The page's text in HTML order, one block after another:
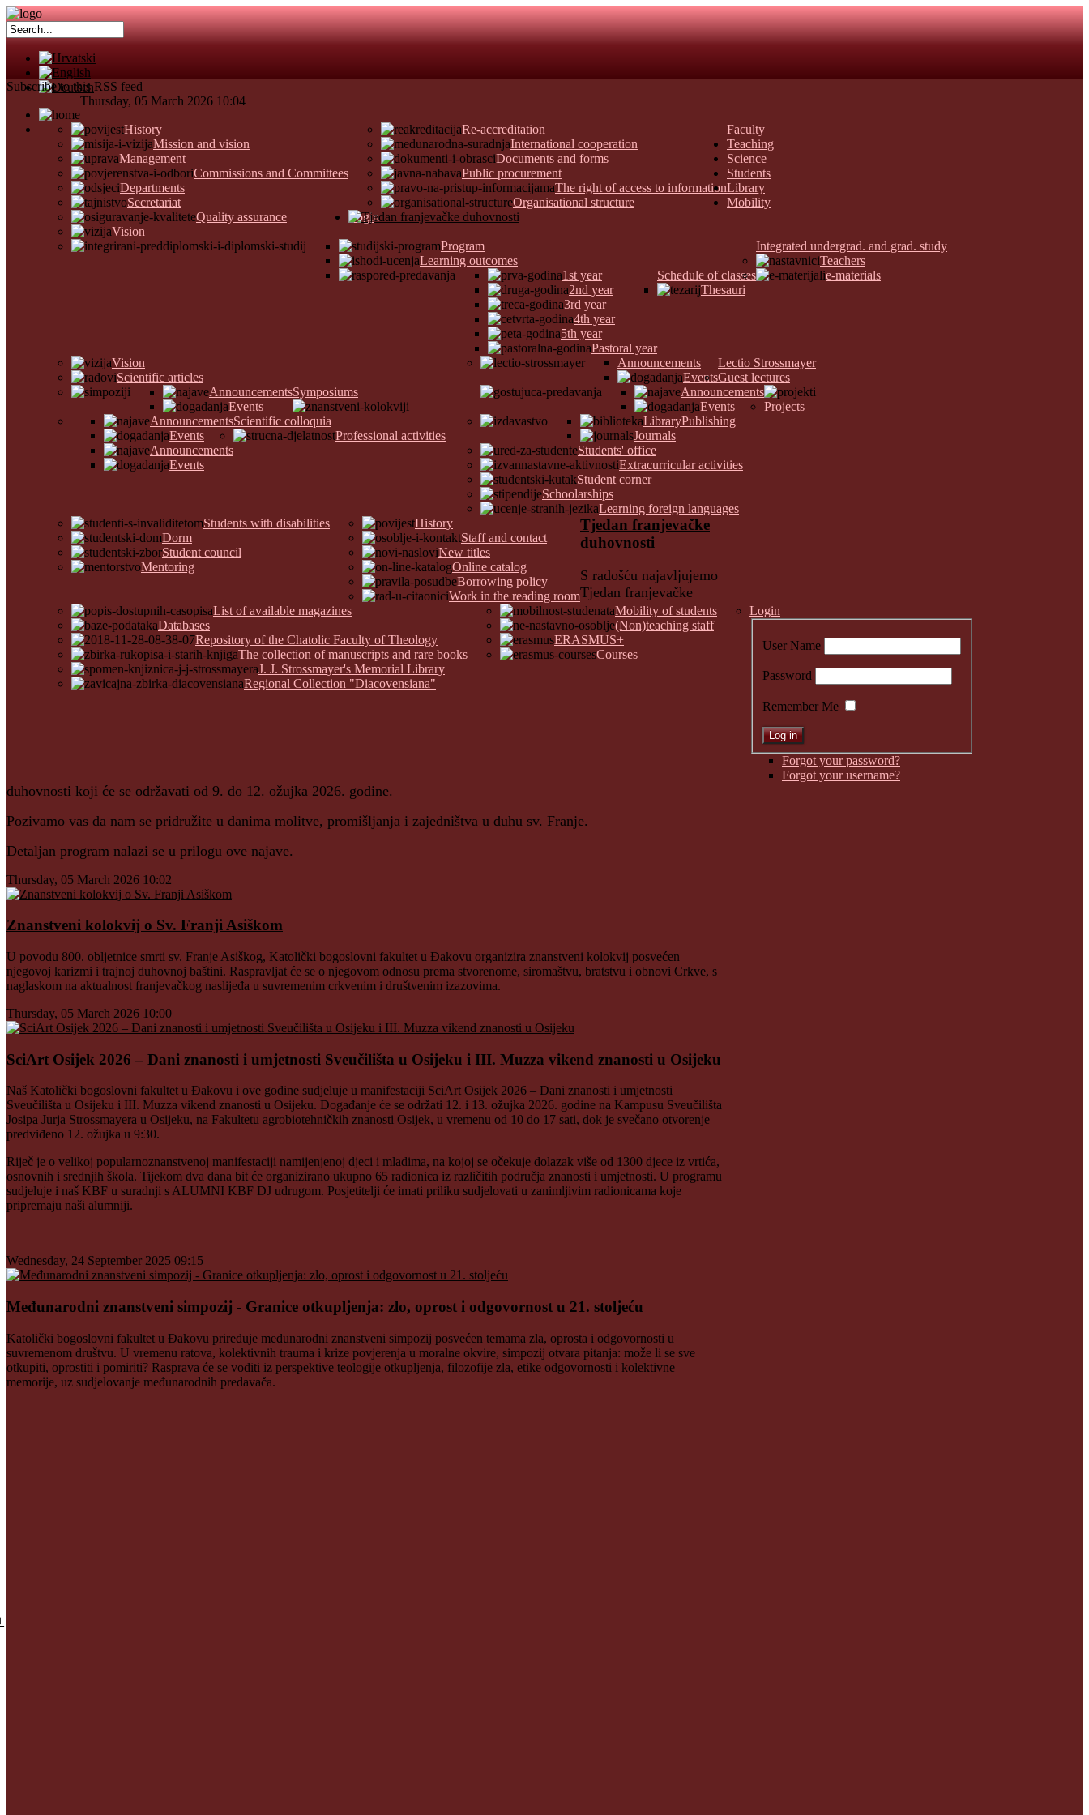
Faculty
History
Mission and vision
Management
Commissions and Committees
Departments
Secretariat
Quality assurance
Re-accreditation
International cooperation
Documents and forms
Public procurement
The right of access to information
Organisational structure
Teaching
Vision
Integrated undergrad. and grad. study
Program
Learning outcomes
Schedule of classes
1st year
2nd year
3rd year
4th year
5th year
Pastoral year
Thesauri
Teachers
e-materials
Science
Vision
Scientific articles
Symposiums
Announcements
Events
Scientific colloquia
Announcements
Events
Professional activities
Announcements
Events
Lectio Strossmayer
Announcements
EventsGuest lectures
Announcements
Events
Projects
Publishing
Library
Journals
Students
Students' office
Extracurricular activities
Student corner
Schoolarships
Learning foreign languages
Students with disabilities
Dorm
Student council
Mentoring
Library
History
Staff and contact
New titles
Online catalog
Borrowing policy
Work in the reading room
List of available magazines
Databases
Repository of the Chatolic Faculty of Theology
The collection of manuscripts and rare books
J. J. Strossmayer's Memorial Library
Regional Collection "Diacovensiana"
Mobility
Mobility of students
(Non)teaching staff
ERASMUS+
Courses
Login
Login
User Name
Password
Remember Me
Forgot your password?
Forgot your username?
Subscribe to this RSS feed
Thursday, 05 March 2026 10:04
Tjedan franjevačke
duhovnosti
S radošću najavljujemo
Tjedan franjevačke
duhovnosti koji će se održavati od 9. do 12. ožujka 2026. godine.
Pozivamo vas da nam se pridružite u danima molitve, promišljanja i zajedništva u duhu sv. Franje.
Detaljan program nalazi se u prilogu ove najave.
Thursday, 05 March 2026 10:02
Znanstveni kolokvij o Sv. Franji Asiškom
U povodu 800. obljetnice smrti sv. Franje Asiškog, Katolički bogoslovni fakultet u Đakovu organizira znanstveni kolokvij posvećen
njegovoj karizmi i trajnoj duhovnoj baštini. Raspravljat će se o njegovom odnosu prema stvorenome, siromaštvu, bratstvu i obnovi Crkve, s
naglaskom na aktualnost franjevačkog naslijeđa u suvremenim crkvenim i društvenim izazovima.
Thursday, 05 March 2026 10:00
SciArt Osijek 2026 – Dani znanosti i umjetnosti Sveučilišta u Osijeku i III. Muzza vikend znanosti u Osijeku
Naš Katolički bogoslovni fakultet u Đakovu i ove godine sudjeluje u manifestaciji SciArt Osijek 2026 – Dani znanosti i umjetnosti
Sveučilišta u Osijeku i III. Muzza vikend znanosti u Osijeku. Događanje će se održati 12. i 13. ožujka 2026. godine na Kampusu Sveučilišta
Josipa Jurja Strossmayera u Osijeku, na Fakultetu agrobiotehničkih znanosti Osijek, u vremenu od 10 do 17 sati, dok je svečano otvorenje
predviđeno 12. ožujka u 9:30.
Riječ je o velikoj popularnoznanstvenoj manifestaciji namijenjenoj djeci i mladima, na kojoj se očekuje dolazak više od 1300 djece iz vrtića,
osnovnih i srednjih škola. Tijekom dva dana bit će organizirano ukupno 65 radionica iz različitih područja znanosti i umjetnosti. U programu
sudjeluje i naš KBF u suradnji s ALUMNI KBF DJ udrugom. Posjetitelji će imati priliku sudjelovati u zanimljivim radionicama koje
pripremaju naši alumniji.
Wednesday, 24 September 2025 09:15
Međunarodni znanstveni simpozij - Granice otkupljenja: zlo, oprost i odgovornost u 21. stoljeću
Katolički bogoslovni fakultet u Đakovu priređuje međunarodni znanstveni simpozij posvećen temama zla, oprosta i odgovornosti u
suvremenom društvu. U vremenu ratova, kolektivnih trauma i krize povjerenja u moralne okvire, simpozij otvara pitanja: može li se sve
otkupiti, oprostiti i pomiriti? Rasprava će se voditi iz perspektive teologije otkupljenja, filozofije zla, etike odgovornosti i kolektivne
memorije, uz sudjelovanje međunarodnih predavača.